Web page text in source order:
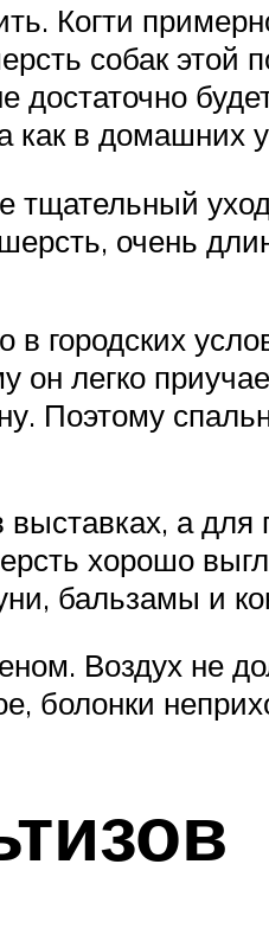
Когти
собак этой
достаточно
в домашних
тщательный
очень
городских
он легко
Поэтому
выставках, а
хорошо
бальзамы и
Воздух не
болонки